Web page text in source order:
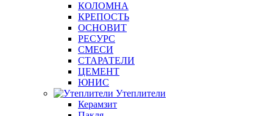
КОЛОМНА
КРЕПОСТЬ
ОСНОВИТ
РЕСУРС
СМЕСИ
СТАРАТЕЛИ
ЦЕМЕНТ
ЮНИС
Утеплители
Керамзит